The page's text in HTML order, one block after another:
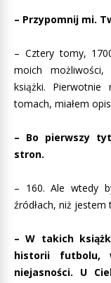
– Przypomnij mi.
– Cztery tomy,
moich
książki.
tomach, miałem
– Bo pierwszy
stron.
– 160. Ale wtedy
źródłach, niż jestem
– W takich
historii futbolu,
niejasności. U